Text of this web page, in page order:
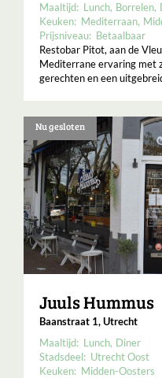
Maaltijd: Lunch Borrelen
Keuken: Mediterraan
Prijsniveau: Betaalbaar
Restobar Pitot, aan de
Mediterrane ervaring met
gerechten en een
Nu gesloten
Juuls Hummus
Baanstraat 1, Utrecht
Maaltijd: Lunch Diner
Stadsdeel: Utrecht Oost
Keuken: Midden-Oosters